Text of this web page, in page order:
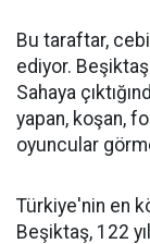
Bu taraftar,
ediyor.
Sahaya
yapan, koşan,
oyuncular
Türkiye'nin en
Beşiktaş, 122